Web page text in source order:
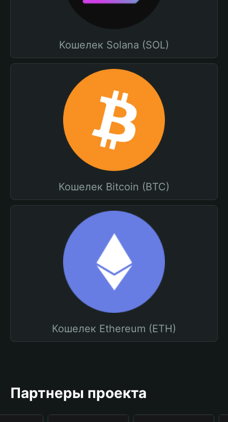
Кошелек Solana (SOL)
Кошелек Bitcoin (BTC)
Кошелек Ethereum (ETH)
Партнеры проекта